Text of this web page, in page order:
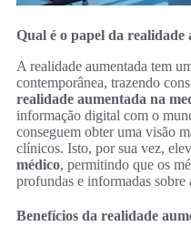
Qual é o papel da realidade
A realidade aumentada tem
contemporânea, trazendo
realidade aumentada na
informação digital com o
conseguem obter uma visão
clínicos. Isto, por sua vez,
médico, permitindo que os
profundas e informadas sobre
Benefícios da realidade